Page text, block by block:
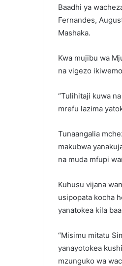
Baadhi ya
Fernandes,
Mashaka.
Kwa mujibu wa
na vigezo
“Tulihitaji kuwa
mrefu lazima
Tunaangalia
makubwa
na muda mfupi
Kuhusu vijana
usipopata kocha
yanatokea kila
“Misimu mitatu
yanayotokea
mzunguko wa